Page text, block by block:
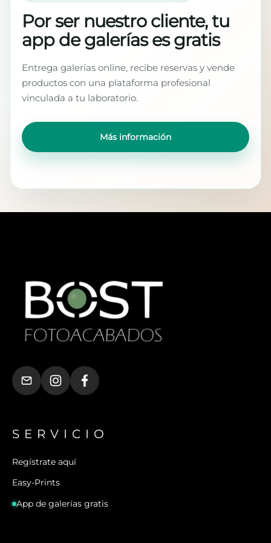
Por ser nuestro cliente, tu
app de galerías es gratis
Entrega galerías online, recibe reservas y vende
productos con una plataforma profesional
vinculada a tu laboratorio.
Más información
SERVICIO
Regístrate aquí
Easy-Prints
App de galerías gratis